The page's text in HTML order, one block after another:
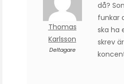
Thomas
Karlsson
Deltagare
då?
funkar
ska ha
skrev